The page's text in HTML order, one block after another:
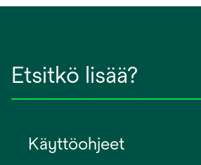
Etsitkö lisää?
Käyttöohjeet